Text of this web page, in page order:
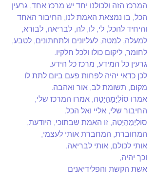
המרכז הזה ולכולנו יחד יש מרכז אחד, גרעין
הכל, בו נמצאת האמת לנו, החיבור האחד
והיחיד להכל, לי, לו, לה, לבריאה, לבורא,
למעלה, למטה, לעליונים ולתחתונים, לטבע,
לחומר, ליקום כולו ולכל חלקיו.
גרעין כל המידע, מרכז כל הידע.
לכן כדאי יהיה לפחות פעם ביום לתת לו
מקום, תשומת לב, אור ואהבה.
אמרו סוֹלִיַמַהַיַטַה, אמרו המרכז שלי,
החיבור שלי, אליי ואל הכל.
סוֹלִיַמַהַיַטַה, זו האמת שבתוכי, היודעת,
המחוברת, המחברת אותי לעצמי,
אותי לכולם, אותי לבריאה.
וכך יהיה,
אשת הקשת והפלידיאנים